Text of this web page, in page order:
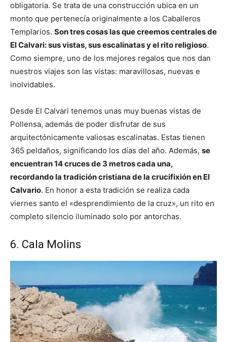
obligatoria. Se trata de una construcción ubica en un
monto que pertenecía originalmente a los Caballeros
Templarios. Son tres cosas las que creemos centrales de
El Calvari: sus vistas, sus escalinatas y el rito religioso.
Como siempre, uno de los mejores regalos que nos dan
nuestros viajes son las vistas: maravillosas, nuevas e
inolvidables.
Desde El Calvari tenemos unas muy buenas vistas de
Pollensa, además de poder disfrutar de sus
arquitectónicamente valiosas escalinatas. Estas tienen
365 peldaños, significando los días del año. Además, se
encuentran 14 cruces de 3 metros cada una,
recordando la tradición cristiana de la crucifixión en El
Calvario. En honor a esta tradición se realiza cada
viernes santo el «desprendimiento de la cruz», un rito en
completo silencio iluminado solo por antorchas.
6. Cala Molins